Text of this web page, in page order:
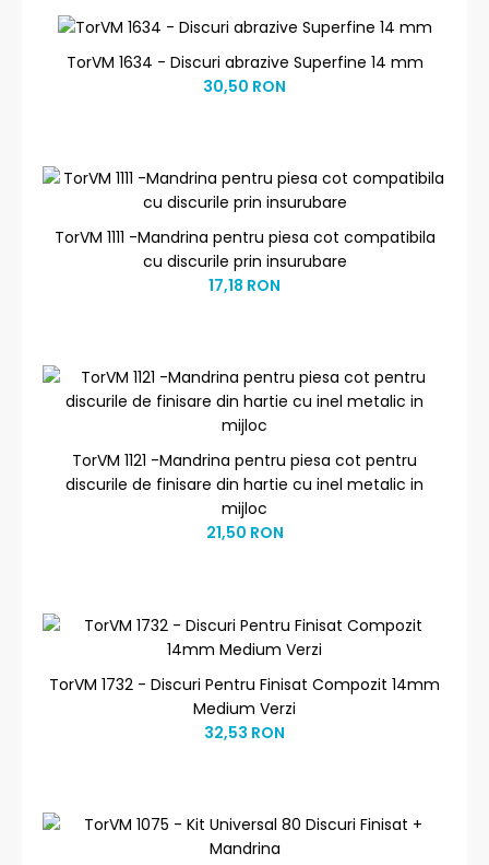
TorVM 1634 - Discuri abrazive Superfine 14 mm
30,50 RON
TorVM 1111 -Mandrina pentru piesa cot compatibila
cu discurile prin insurubare
17,18 RON
TorVM 1121 -Mandrina pentru piesa cot pentru
discurile de finisare din hartie cu inel metalic in
mijloc
21,50 RON
TorVM 1732 - Discuri Pentru Finisat Compozit 14mm
Medium Verzi
32,53 RON